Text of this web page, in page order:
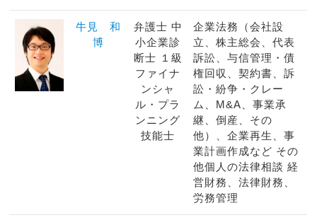
牛見 和
博
弁護士 中
小企業診
断士 １級
ファイナ
ンシャ
ル・プラ
ンニング
技能士
企業法務（会社設
立、株主総会、代表
訴訟、与信管理・債
権回収、契約書、訴
訟・紛争・クレー
ム、M&A、事業承
継、倒産、その
他）、企業再生、事
業計画作成など その
他個人の法律相談 経
営財務、法律財務、
労務管理